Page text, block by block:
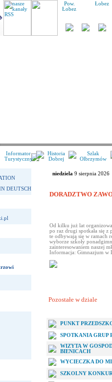
Pow.
Łobez
Łobez
Informator
Turystyczny
Historia
Dobrej
Szlak
Olbrzymów
DEUTSCH
niedziela 9 sierpnia 2026
DORADZTWO
Od kilku już lat
po raz drugi spotkała się
te odbywają się w ramach
wyborze szkoły
zainteresowaniem naszej
Informacja: Gimnazjum w
Pozostałe w dziale
PUNKT
SPOTKANIA GRUP
WIZYTA W
BIENICACH
WYCIECZKA DO
SZKOLNY